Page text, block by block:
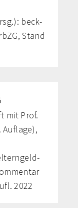
beck-
Stand
mit Prof.
Auflage),
2022